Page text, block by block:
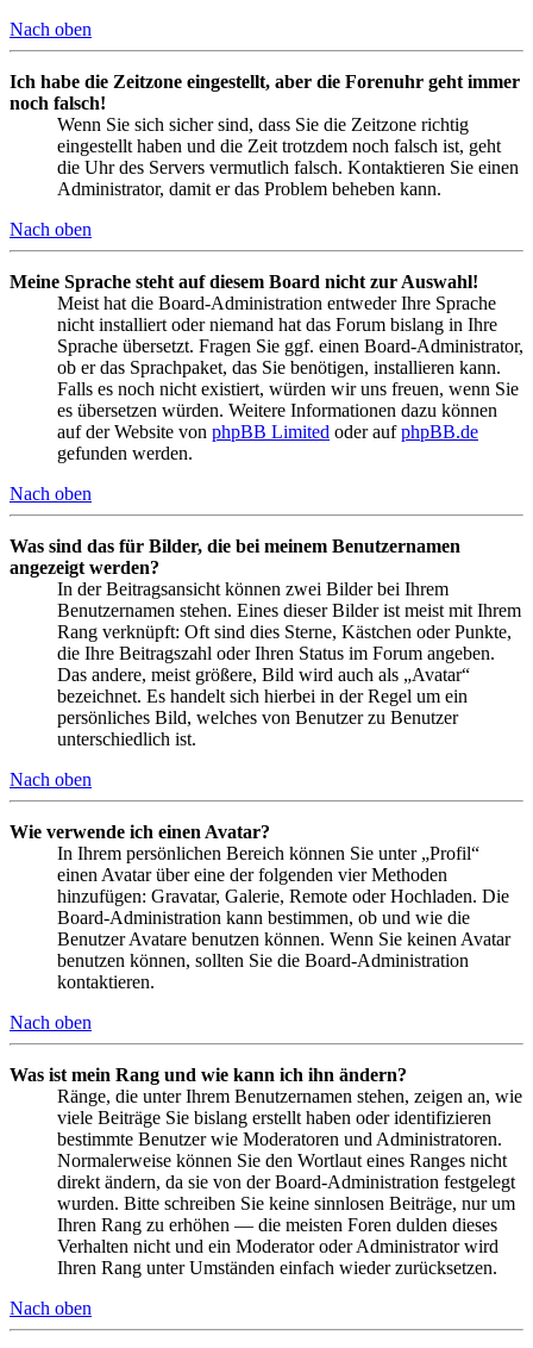
Nach oben
Ich habe die Zeitzone eingestellt, aber die Forenuhr geht immer
noch falsch!
Wenn Sie sich sicher sind, dass Sie die Zeitzone richtig
eingestellt haben und die Zeit trotzdem noch falsch ist, geht
die Uhr des Servers vermutlich falsch. Kontaktieren Sie einen
Administrator, damit er das Problem beheben kann.
Nach oben
Meine Sprache steht auf diesem Board nicht zur Auswahl!
Meist hat die Board-Administration entweder Ihre Sprache
nicht installiert oder niemand hat das Forum bislang in Ihre
Sprache übersetzt. Fragen Sie ggf. einen Board-Administrator,
ob er das Sprachpaket, das Sie benötigen, installieren kann.
Falls es noch nicht existiert, würden wir uns freuen, wenn Sie
es übersetzen würden. Weitere Informationen dazu können
auf der Website von phpBB Limited oder aufphpBB.de
gefunden werden.
Nach oben
Was sind das für Bilder, die bei meinem Benutzernamen
angezeigt werden?
In der Beitragsansicht können zwei Bilder bei Ihrem
Benutzernamen stehen. Eines dieser Bilder ist meist mit Ihrem
Rang verknüpft: Oft sind dies Sterne, Kästchen oder Punkte,
die Ihre Beitragszahl oder Ihren Status im Forum angeben.
Das andere, meist größere, Bild wird auch als „Avatar“
bezeichnet. Es handelt sich hierbei in der Regel um ein
persönliches Bild, welches von Benutzer zu Benutzer
unterschiedlich ist.
Nach oben
Wie verwende ich einen Avatar?
In Ihrem persönlichen Bereich können Sie unter „Profil“
einen Avatar über eine der folgenden vier Methoden
hinzufügen: Gravatar, Galerie, Remote oder Hochladen. Die
Board-Administration kann bestimmen, ob und wie die
Benutzer Avatare benutzen können. Wenn Sie keinen Avatar
benutzen können, sollten Sie die Board-Administration
kontaktieren.
Nach oben
Was ist mein Rang und wie kann ich ihn ändern?
Ränge, die unter Ihrem Benutzernamen stehen, zeigen an, wie
viele Beiträge Sie bislang erstellt haben oder identifizieren
bestimmte Benutzer wie Moderatoren und Administratoren.
Normalerweise können Sie den Wortlaut eines Ranges nicht
direkt ändern, da sie von der Board-Administration festgelegt
wurden. Bitte schreiben Sie keine sinnlosen Beiträge, nur um
Ihren Rang zu erhöhen — die meisten Foren dulden dieses
Verhalten nicht und ein Moderator oder Administrator wird
Ihren Rang unter Umständen einfach wieder zurücksetzen.
Nach oben